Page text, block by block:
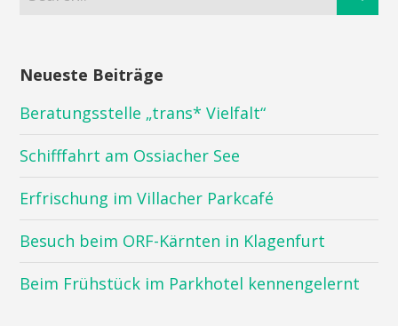
Neueste Beiträge
Beratungsstelle „trans* Vielfalt“
Schifffahrt am Ossiacher See
Erfrischung im Villacher Parkcafé
Besuch beim ORF-Kärnten in Klagenfurt
Beim Frühstück im Parkhotel kennengelernt